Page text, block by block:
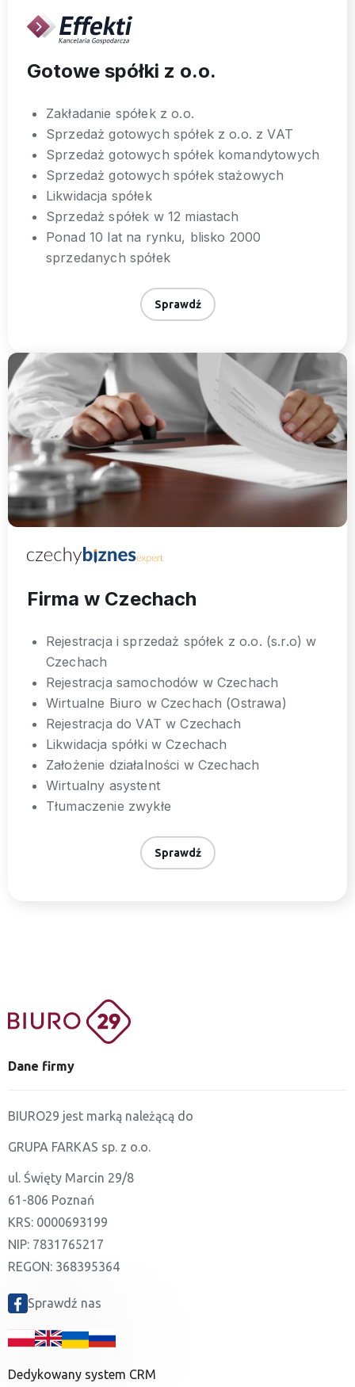
Gotowe spółki z o.o.
Zakładanie spółek z o.o.
Sprzedaż gotowych spółek z o.o. z VAT
Sprzedaż gotowych spółek komandytowych
Sprzedaż gotowych spółek stażowych
Likwidacja spółek
Sprzedaż spółek w 12 miastach
Ponad 10 lat na rynku, blisko 2000
sprzedanych spółek
Sprawdź
Firma w Czechach
Rejestracja i sprzedaż spółek z o.o. (s.r.o) w
Czechach
Rejestracja samochodów w Czechach
Wirtualne Biuro w Czechach (Ostrawa)
Rejestracja do VAT w Czechach
Likwidacja spółki w Czechach
Założenie działalności w Czechach
Wirtualny asystent
Tłumaczenie zwykłe
Sprawdź
Dane firmy
BIURO29 jest marką należącą do
GRUPA FARKAS sp. z o.o.
ul. Święty Marcin 29/8
61-806 Poznań
KRS: 0000693199
NIP: 7831765217
REGON: 368395364
Sprawdź nas
Dedykowany system CRM